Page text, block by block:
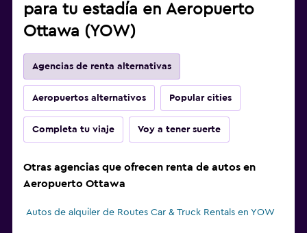
para tu estadía en Aeropuerto
Ottawa (YOW)
Agencias de renta alternativas
Aeropuertos alternativos Popular cities
Completa tu viaje Voy a tener suerte
Otras agencias que ofrecen renta de autos en
Aeropuerto Ottawa
Autos de alquiler de Routes Car & Truck Rentals en YOW